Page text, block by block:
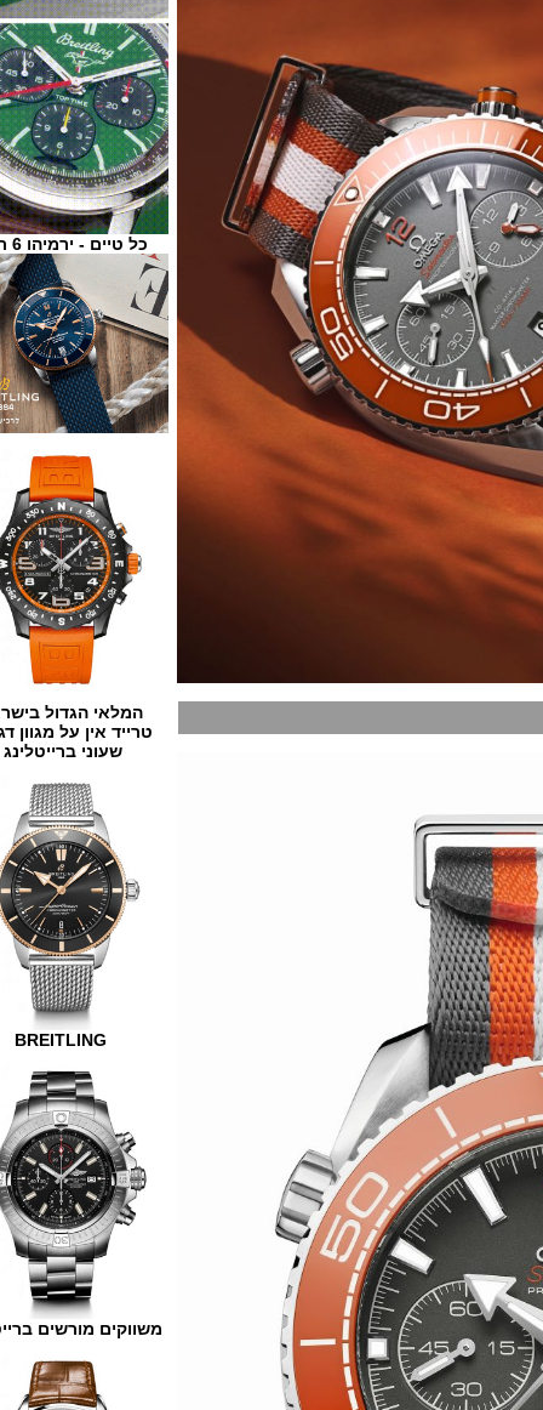
כל טיים - ירמיהו 6 ת"א
המלאי הגדול בישראל
טרייד אין על מגוון דגמים
שעוני ברייטלינג
BREITLING
משווקים מורשים ברייטלינג